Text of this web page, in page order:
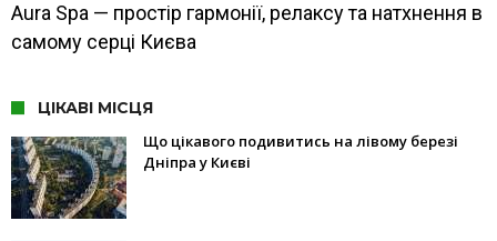
Aura Spa — простір гармонії, релаксу та натхнення в
самому серці Києва
ЦІКАВІ МІСЦЯ
Що цікавого подивитись на лівому березі
Дніпра у Києві